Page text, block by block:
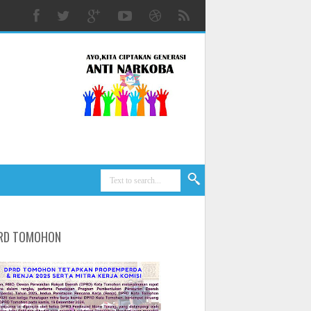
TOMOHON